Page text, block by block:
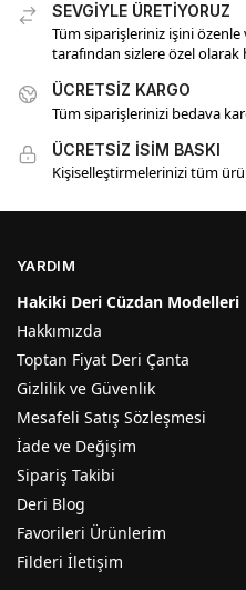
SEVGİYLE ÜRETİYORUZ
Tüm siparişleriniz işini özenle
tarafından sizlere özel olarak
ÜCRETSİZ KARGO
Tüm siparişlerinizi bedava
ÜCRETSİZ İSİM BASKI
Kişiselleştirmelerinizi tüm
YARDIM
Hakiki Deri Cüzdan Modelleri
Hakkımızda
Toptan Fiyat Deri Çanta
Gizlilik ve Güvenlik
Mesafeli Satış Sözleşmesi
İade ve Değişim
Sipariş Takibi
Deri Blog
Favorileri Ürünlerim
Filderi İletişim